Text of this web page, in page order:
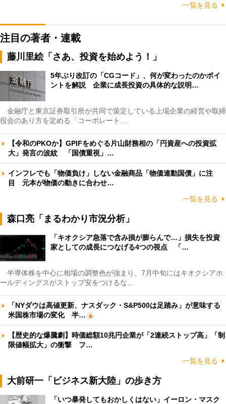
一覧を見る
注目の著者・連載
藤川里絵「さあ、投資を始めよう！」
5年ぶり改訂の「CGコード」、何が変わったのかポイ
ントを解説 企業に成長投資の具体的な説明…
金融庁と東京証券取引所が共同で策定している上場企業の経営や取締
役会のあり方を定める「コーポレート…
【令和のPKOか】GPIFをめぐる片山財務相の「円資産への投資拡
大」発言の波紋 「国債重視」…
インフレでも「物価負け」しない金融商品「物価連動国債」に注
目 元本が物価の動きに合わせ…
一覧を見る
森口亮「まるわかり市況分析」
「キオクシア急落で含み損が膨らんで…」損失を投資
家としての成長につなげる4つの視点 「…
半導体株を中心に相場の調整色が強まり、7月中旬にはキオクシアホ
ールディングスがストップ安をつけるな…
「NYダウは高値更新、ナスダック・S&P500は足踏み」が意味する
米国株市場の変化 半…
【歴史的な爆騰劇】時価総額10兆円企業が「2連続ストップ高」「制
限値幅拡大」の衝撃 フ…
一覧を見る
大前研一「ビジネス新大陸」の歩き方
「いつ暴発してもおかしくはない」イーロン・マスク